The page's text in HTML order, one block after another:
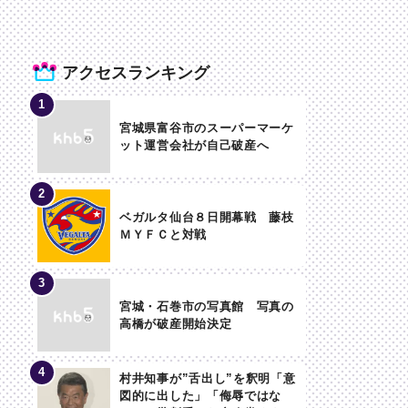
アクセスランキング
宮城県富谷市のスーパーマーケ
ット運営会社が自己破産へ
ベガルタ仙台８日開幕戦 藤枝
ＭＹＦＣと対戦
宮城・石巻市の写真館 写真の
高橋が破産開始決定
村井知事が”舌出し”を釈明「意
図的に出した」「侮辱ではな